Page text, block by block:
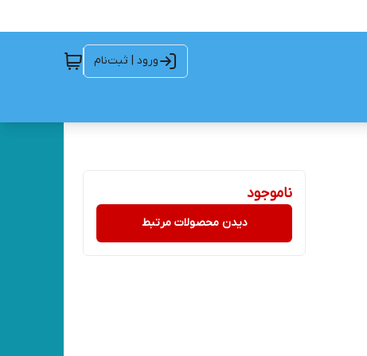
ورود | ثبت‌نام
ناموجود
دیدن محصولات مرتبط